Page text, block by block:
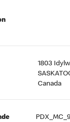
1803
Canada